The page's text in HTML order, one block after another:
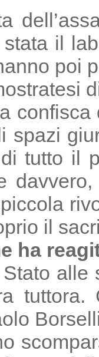
stata il
poi
spazi
tutto il
il
ha
alle